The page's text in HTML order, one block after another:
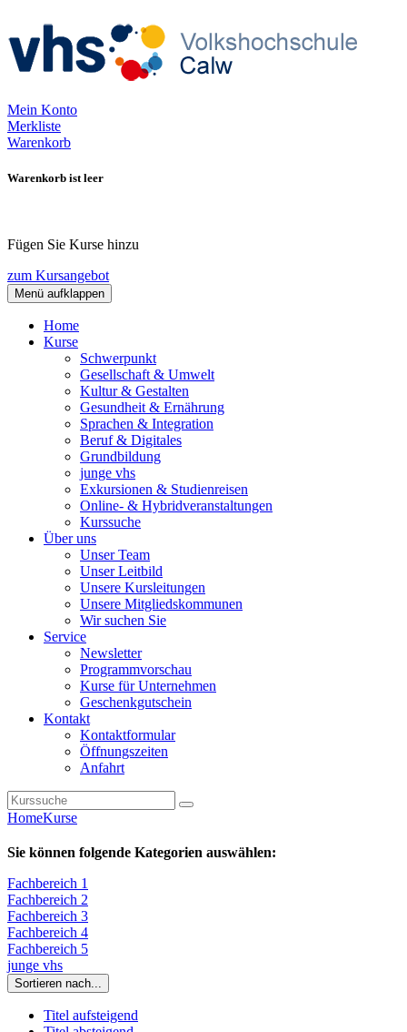
Mein Konto
Merkliste
Warenkorb
Warenkorb ist leer
Fügen Sie Kurse hinzu
zum Kursangebot
Menü aufklappen
Home
Kurse
Schwerpunkt
Gesellschaft & Umwelt
Kultur & Gestalten
Gesundheit & Ernährung
Sprachen & Integration
Beruf & Digitales
Grundbildung
junge vhs
Exkursionen & Studienreisen
Online- & Hybridveranstaltungen
Kurssuche
Über uns
Unser Team
Unser Leitbild
Unsere Kursleitungen
Unsere Mitgliedskommunen
Wir suchen Sie
Service
Newsletter
Programmvorschau
Kurse für Unternehmen
Geschenkgutschein
Kontakt
Kontaktformular
Öffnungszeiten
Anfahrt
HomeKurse
Sie können folgende Kategorien auswählen:
Fachbereich 1
Fachbereich 2
Fachbereich 3
Fachbereich 4
Fachbereich 5
junge vhs
Sortieren nach...
Titel aufsteigend